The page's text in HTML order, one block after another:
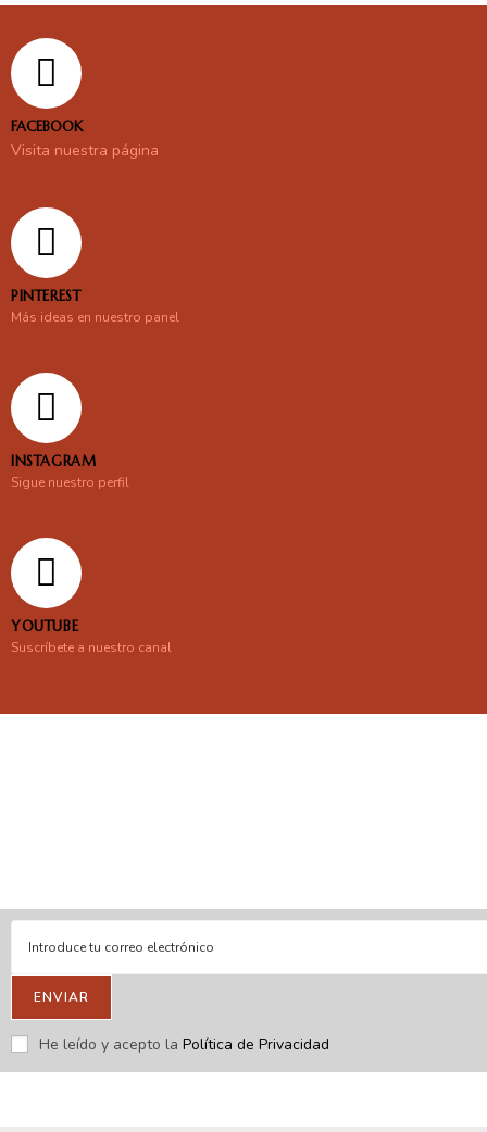
FACEBOOK
Visita nuestra página
PINTEREST
Más ideas en nuestro panel
INSTAGRAM
Sigue nuestro perfil
YOUTUBE
Suscríbete a nuestro canal
ENVIAR
He leído y acepto la Política de Privacidad